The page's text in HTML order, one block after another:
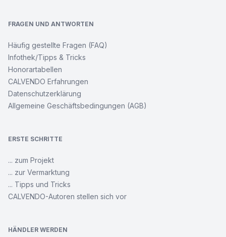
FRAGEN UND ANTWORTEN
Häufig gestellte Fragen (FAQ)
Infothek/Tipps & Tricks
Honorartabellen
CALVENDO Erfahrungen
Datenschutzerklärung
Allgemeine Geschäftsbedingungen (AGB)
ERSTE SCHRITTE
... zum Projekt
... zur Vermarktung
... Tipps und Tricks
CALVENDO-Autoren stellen sich vor
HÄNDLER WERDEN